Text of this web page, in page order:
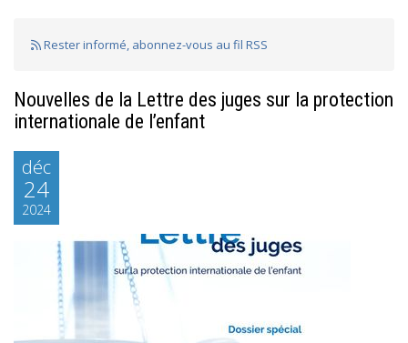
Rester informé, abonnez-vous au fil RSS
Nouvelles de la Lettre des juges sur la protection
internationale de l’enfant
déc
24
2024